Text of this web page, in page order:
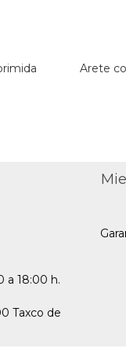
Arete
a 18:00 h.
Taxco de